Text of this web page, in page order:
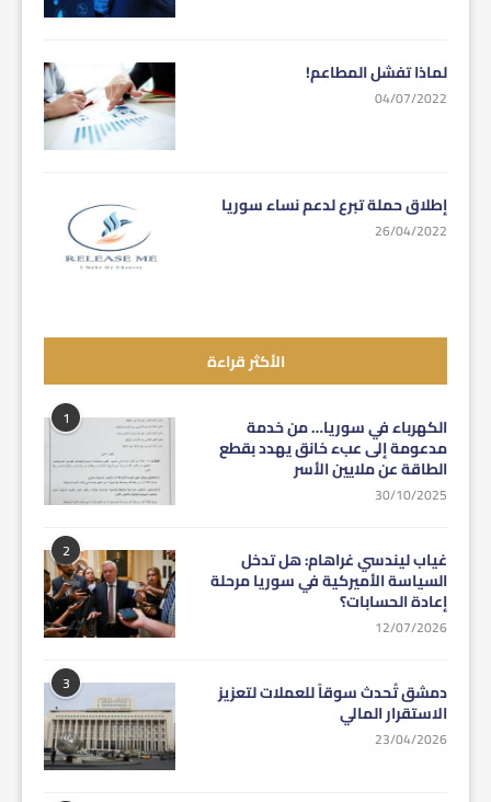
لماذا تفشل المطاعم!
04/07/2022
إطلاق حملة تبرع لدعم نساء سوريا
26/04/2022
الأكثر قراءة
1 الكهرباء في سوريا… من خدمة
مدعومة إلى عبء خانق يهدد بقطع
الطاقة عن ملايين الأسر
30/10/2025
2 غياب ليندسي غراهام: هل تدخل
السياسة الأميركية في سوريا مرحلة
إعادة الحسابات؟
12/07/2026
3 دمشق تُحدث سوقاً للعملات لتعزيز
الاستقرار المالي
23/04/2026